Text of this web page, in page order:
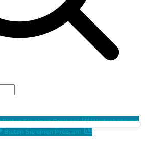
Bieten Sie einen Preis an!
Wertschätzung
Bieten Sie einen Preis an!